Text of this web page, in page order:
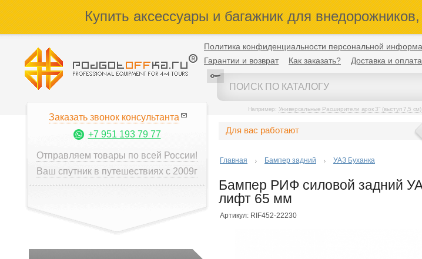
Купить аксессуары и багажник для
Политика конфиденциальности персональной
Гарантии и возврат
Как заказать? Доставка и оплата
Например: Универсальные Расширители арок 3" (выступ 7,5 см)
Заказать звонок консультанта
+7 951 193 79 77
Отправляем товары по всей России!
Ваш спутник в путешествиях с 2009г
Для вас работают
Главная Бампер задний УАЗ Буханка
Бампер РИФ силовой задний
лифт 65 мм
Артикул: RIF452-22230